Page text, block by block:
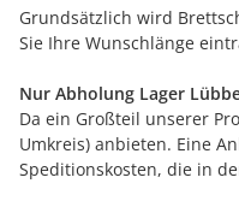
Grundsätzlich wird
Sie Ihre Wunschlänge
Nur Abholung Lager
Da ein Großteil unserer
Umkreis) anbieten. Eine
Speditionskosten, die in